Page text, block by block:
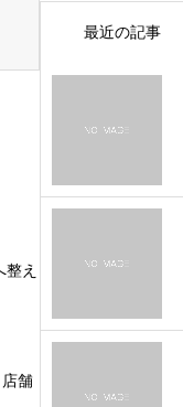
え
舗
最近の記事